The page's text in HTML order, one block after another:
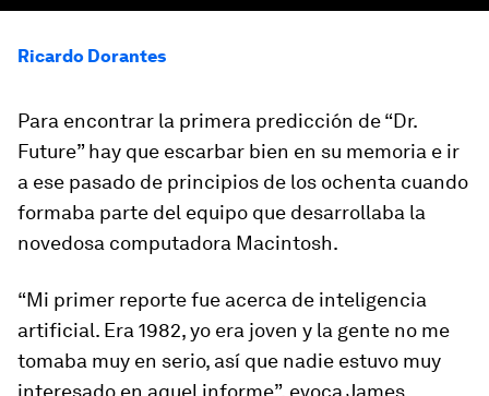
Ricardo Dorantes
Para encontrar la primera predicción de “Dr.
Future” hay que escarbar bien en su memoria e ir
a ese pasado de principios de los ochenta cuando
formaba parte del equipo que desarrollaba la
novedosa computadora Macintosh.
“Mi primer reporte fue acerca de inteligencia
artificial. Era 1982, yo era joven y la gente no me
tomaba muy en serio, así que nadie estuvo muy
interesado en aquel informe”, evoca James